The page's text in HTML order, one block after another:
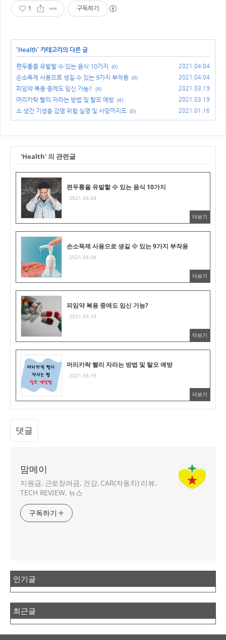
1 구독하기
'Health' 카테고리의 다른 글
편두통을 유발할 수 있는 음식 10가지 (0) 2021.04.04
손소독제 사용으로 생길 수 있는 9가지 부작용 (0) 2021.04.04
피임약 복용 중에도 임신 가능? (4) 2021.03.19
머리카락 빨리 자라는 방법 및 탈모 예방 (4) 2021.03.19
소 생간 기생충 감염 위험 실명 및 사망까지도 (0) 2021.01.16
'Health' 의 관련글
편두통을 유발할 수 있는 음식 10가지
2021.04.04
더보기
손소독제 사용으로 생길 수 있는 9가지 부작용
2021.04.04
더보기
피임약 복용 중에도 임신 가능?
2021.03.19
더보기
머리카락 빨리 자라는 방법 및 탈모 예방
2021.03.19
더보기
댓글
맘메이
지원금, 근로장려금, 건강, CAR(자동차) 리뷰,
TECH REVIEW, 뉴스
구독하기
인기글
최근글